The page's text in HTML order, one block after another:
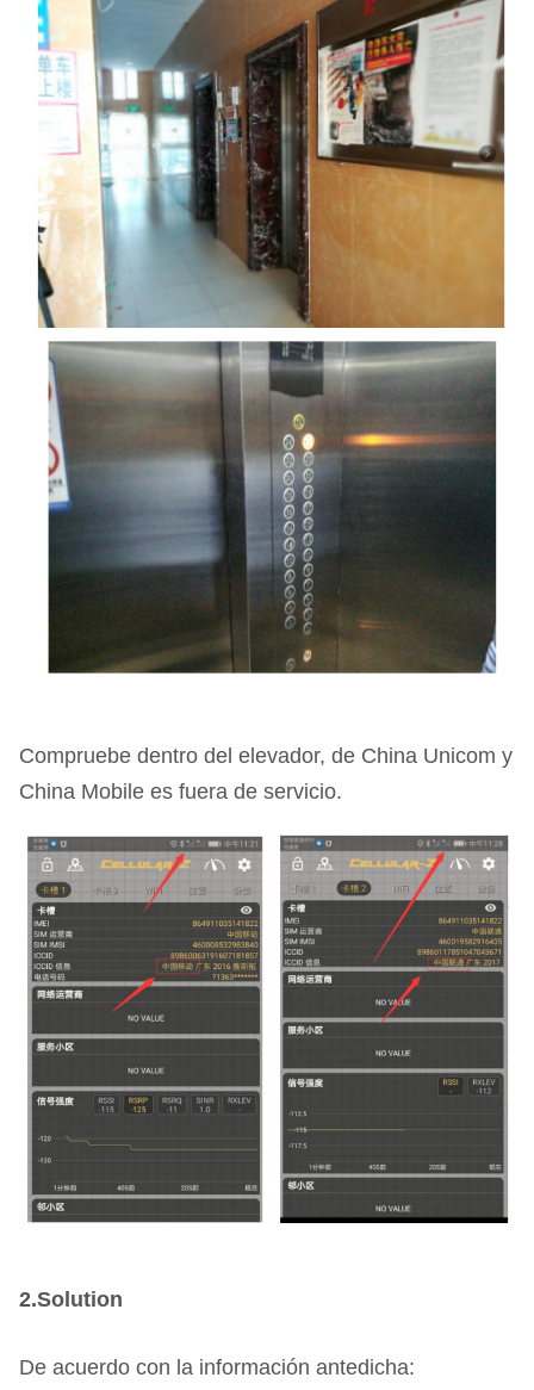
Compruebe dentro del elevador, de China Unicom y
China Mobile es fuera de servicio.
2.Solution
De acuerdo con la información antedicha: